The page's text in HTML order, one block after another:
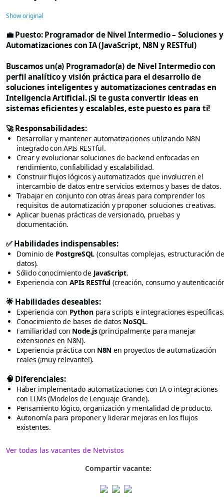
Show original
💼 Puesto: Programador de Nivel Intermedio – Soluciones y
Automatizaciones con IA (JavaScript, N8N y RESTful)
Buscamos un(a) Programador(a) de Nivel Intermedio con
perfil analítico y visión práctica para el desarrollo de
soluciones inteligentes y automatizaciones centradas en
Inteligencia Artificial. ¡Si te gusta convertir ideas en
sistemas eficientes y escalables, este puesto es para ti!
🚀 Responsabilidades:
Desarrollar y mantener automatizaciones utilizando N8N
integrado con APIs RESTful.
Crear y evolucionar soluciones de backend enfocadas en
rendimiento, confiabilidad y escalabilidad.
Construir flujos lógicos y automatizados que involucren el
intercambio de datos entre servicios externos y bases de datos.
Trabajar en conjunto con otras áreas para comprender los
requisitos de automatización y proponer soluciones creativas.
Aplicar buenas prácticas de versionado, pruebas y
documentación.
✅ Habilidades indispensables:
Dominio de PostgreSQL (consultas complejas, estructuración de
datos).
Sólido conocimiento de JavaScript.
Experiencia con APIs RESTful (creación, consumo y
🌟 Habilidades deseables:
Experiencia con Pythonpara scripts e integraciones
Conocimiento de bases de datos NoSQL.
Familiaridad con Node.js(principalmente para manejar
extensiones en N8N).
Experiencia práctica con N8N en proyectos de automatización
reales (¡muy relevante!).
🧠 Diferenciales:
Haber implementado automatizaciones con IA o integraciones
con LLMs (Modelos de Lenguaje Grande).
Pensamiento lógico, organización y mentalidad de producto.
Autonomía para proponer y liderar mejoras en los flujos
existentes.
Ver todas las vacantes de Netvistos
Compartir vacante: